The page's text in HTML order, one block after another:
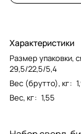
Характеристики
Размер
29,5/22,5/5,4
Вес (брутто), кг:
Вес, кг: 1,55